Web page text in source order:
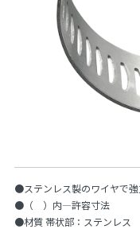
●ステンレス製のワイヤで強
●（ ）内—許容寸法
●材質 帯状部：ステンレス